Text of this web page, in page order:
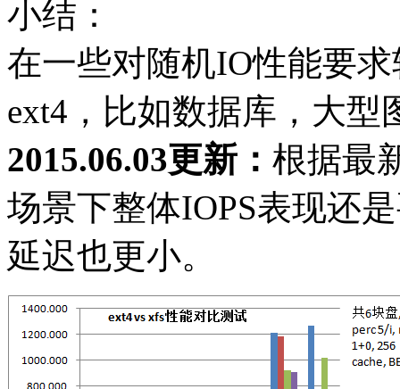
小结：
在一些对随机IO性能要
ext4，比如数据库，大型
2015.06.03更新： 根据最
场景下整体IOPS表现还
延迟也更小。